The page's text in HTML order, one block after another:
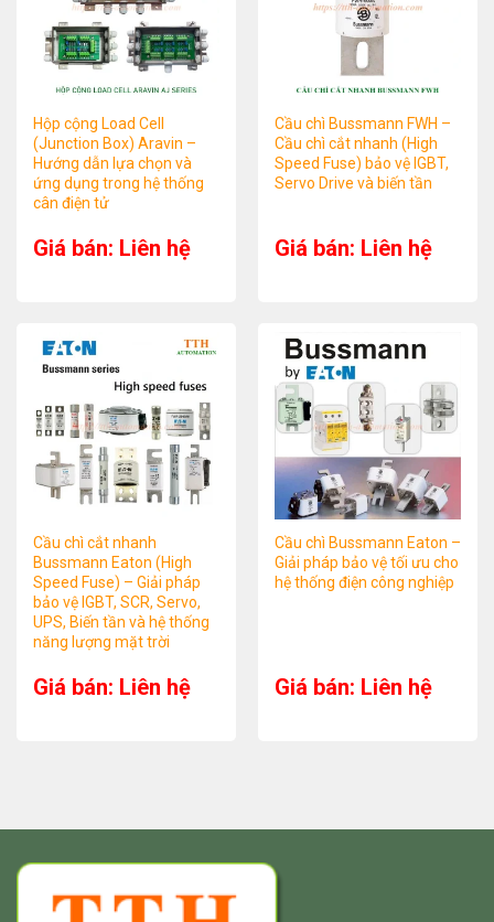
Hộp cộng Load Cell
(Junction Box) Aravin –
Hướng dẫn lựa chọn và
ứng dụng trong hệ thống
cân điện tử
Giá bán: Liên hệ
Cầu chì Bussmann FWH –
Cầu chì cắt nhanh (High
Speed Fuse) bảo vệ IGBT,
Servo Drive và biến tần
Giá bán: Liên hệ
Cầu chì cắt nhanh
Bussmann Eaton (High
Speed Fuse) – Giải pháp
bảo vệ IGBT, SCR, Servo,
UPS, Biến tần và hệ thống
năng lượng mặt trời
Giá bán: Liên hệ
Cầu chì Bussmann Eaton –
Giải pháp bảo vệ tối ưu cho
hệ thống điện công nghiệp
Giá bán: Liên hệ